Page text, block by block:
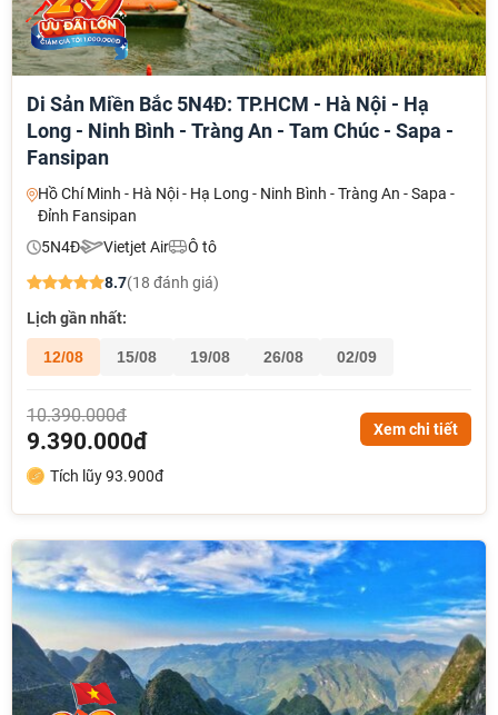
Di Sản Miền Bắc 5N4Đ: TP.HCM - Hà Nội - Hạ
Long - Ninh Bình - Tràng An - Tam Chúc - Sapa -
Fansipan
Hồ Chí Minh - Hà Nội - Hạ Long - Ninh Bình - Tràng An - Sapa -
Đỉnh Fansipan
5N4Đ
Vietjet Air
Ô tô
8.7(18 đánh giá)
Lịch gần nhất:
12/08 15/08 19/08 26/08 02/09
10.390.000đ
9.390.000đ Xem chi tiết
Tích lũy 93.900đ